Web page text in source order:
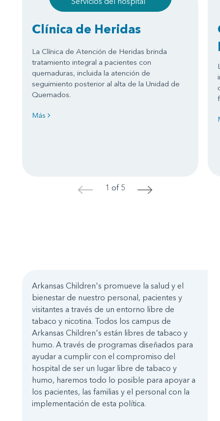
Clínica de Heridas
La Clínica de Atención de Heridas brinda
tratamiento integral a pacientes con
quemaduras, incluida la atención de
seguimiento posterior al alta de la Unidad de
Quemados.
Más
< 1 of 5 >
Arkansas Children's promueve la salud y el
bienestar de nuestro personal, pacientes y
visitantes a través de un entorno libre de
tabaco y nicotina. Todos los campus de
Arkansas Children's están libres de tabaco y
humo. A través de programas diseñados para
ayudar a cumplir con el compromiso del
hospital de ser un lugar libre de tabaco y
humo, haremos todo lo posible para apoyar a
los pacientes, las familias y el personal con la
implementación de esta política.